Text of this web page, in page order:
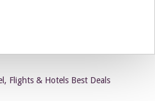
Flights & Hotels Best Deals